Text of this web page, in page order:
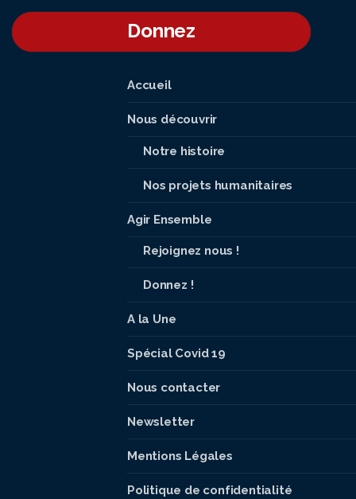
Donnez
Accueil
Nous découvrir
Notre histoire
Nos projets humanitaires
Agir Ensemble
Rejoignez nous !
Donnez !
A la Une
Spécial Covid 19
Nous contacter
Newsletter
Mentions Légales
Politique de confidentialité